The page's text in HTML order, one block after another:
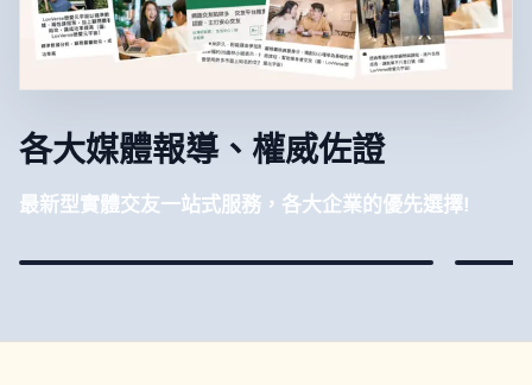
各大媒體報導、權威佐證
最新型實體交友一站式服務，各大企業的優先選擇!